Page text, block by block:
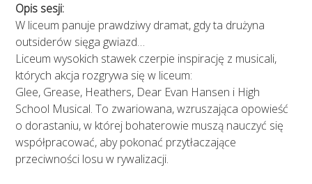
Opis sesji:
W liceum panuje prawdziwy dramat, gdy ta drużyna
outsiderów sięga gwiazd…
Liceum wysokich stawek czerpie inspirację z musicali,
których akcja rozgrywa się w liceum:
Glee, Grease, Heathers, Dear Evan Hansen i High
School Musical. To zwariowana, wzruszająca opowieść
o dorastaniu, w której bohaterowie muszą nauczyć się
współpracować, aby pokonać przytłaczające
przeciwności losu w rywalizacji.